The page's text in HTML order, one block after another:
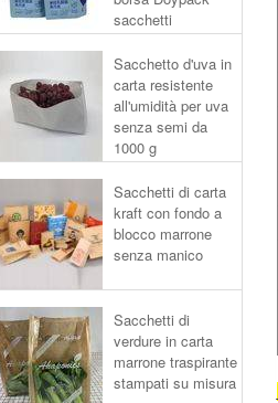
sacchetti
Sacchetto d'uva in
carta resistente
all'umidità per uva
senza semi da
1000 g
Sacchetti di carta
kraft con fondo a
blocco marrone
senza manico
Sacchetti di
verdure in carta
marrone traspirante
stampati su misura